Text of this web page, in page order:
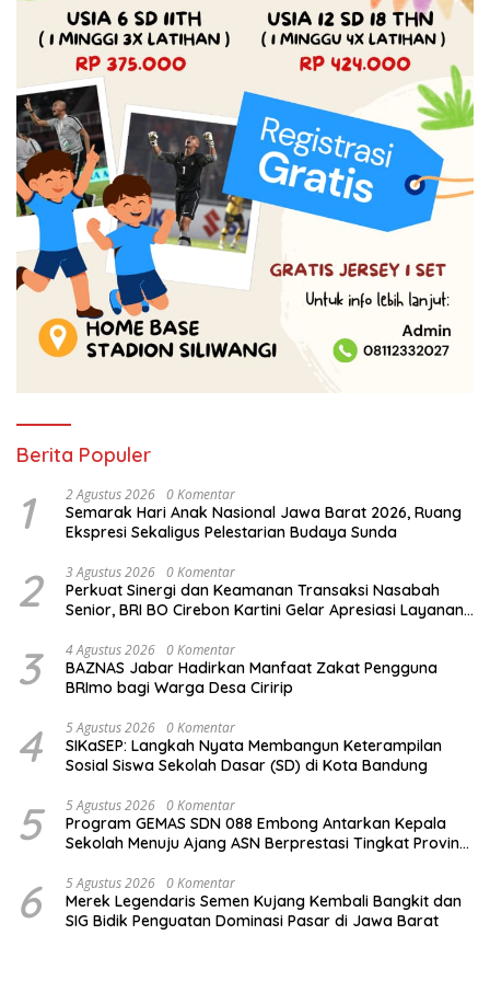
Berita Populer
1 2 Agustus 2026 0 Komentar
Semarak Hari Anak Nasional Jawa Barat 2026, Ruang
Ekspresi Sekaligus Pelestarian Budaya Sunda
2 3 Agustus 2026 0 Komentar
Perkuat Sinergi dan Keamanan Transaksi Nasabah
Senior, BRI BO Cirebon Kartini Gelar Apresiasi Layanan
3 4 Agustus 2026 0 Komentar
BAZNAS Jabar Hadirkan Manfaat Zakat Pengguna
BRImo bagi Warga Desa Ciririp
4 5 Agustus 2026 0 Komentar
SIKaSEP: Langkah Nyata Membangun Keterampilan
Sosial Siswa Sekolah Dasar (SD) di Kota Bandung
5 5 Agustus 2026 0 Komentar
Program GEMAS SDN 088 Embong Antarkan Kepala
Sekolah Menuju Ajang ASN Berprestasi Tingkat Provinsi
6 5 Agustus 2026 0 Komentar
Merek Legendaris Semen Kujang Kembali Bangkit dan
SIG Bidik Penguatan Dominasi Pasar di Jawa Barat